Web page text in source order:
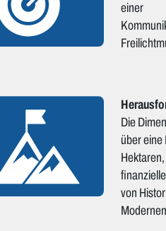
einer
Die
über eine
von